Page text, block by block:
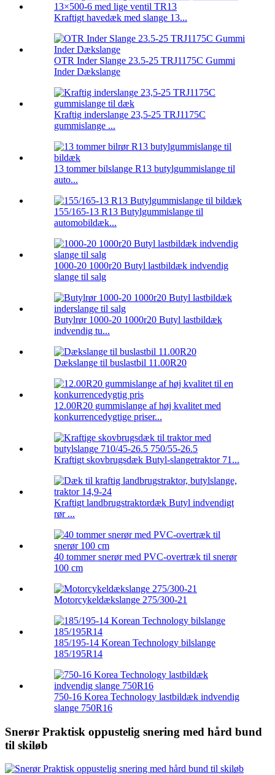
Kraftigt havedæk med slange 13...
OTR Inder Slange 23.5-25 TRJ1175C Gummi
Inder Dækslange
Kraftig inderslange 23,5-25 TRJ1175C
gummislange ...
13 tommer bilslange R13 butylgummislange til
auto...
155/165-13 R13 Butylgummislange til
automobildæk...
1000-20 1000r20 Butyl lastbildæk indvendig
slange til salg
Butylrør 1000-20 1000r20 Butyl lastbildæk
indvendig tu...
Dækslange til buslastbil 11.00R20
12.00R20 gummislange af høj kvalitet med
konkurrencedygtige priser...
Kraftigt skovbrugsdæk Butyl-slangetraktor 71...
Kraftigt landbrugstraktordæk Butyl indvendigt
rør ...
40 tommer snerør med PVC-overtræk til snerør
100 cm
Motorcykeldækslange 275/300-21
185/195-14 Korean Technology bilslange
185/195R14
750-16 Korea Technology lastbildæk indvendig
slange 750R16
Snerør Praktisk oppustelig snering med hård bund
til skiløb